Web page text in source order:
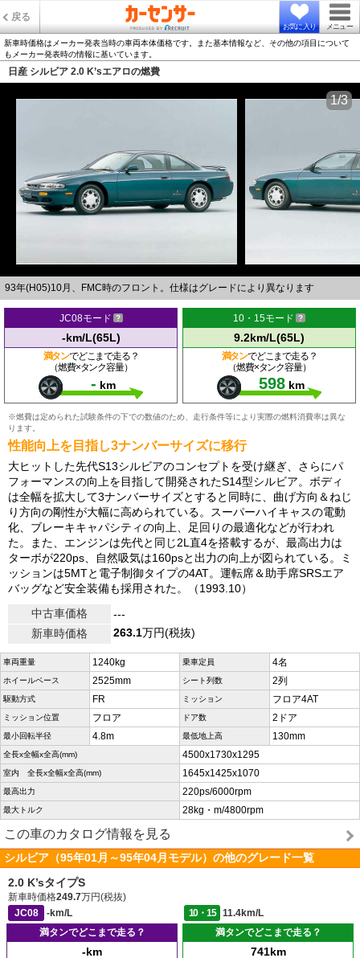
戻る
お気に入り メニュー
新車時価格はメーカー発表当時の車両本体価格です。また基本情報など、その他の項目について
もメーカー発表時の情報に基いています。
日産 シルビア 2.0 K’sエアロの燃費
93年(H05)10月、FMC時のフロント。仕様はグレードにより異なります
1/3
JC08モード
-km/L(65L)
満タンでどこまで走る？
（燃費×タンク容量）
- km
10・15モード
9.2km/L(65L)
満タンでどこまで走る？
（燃費×タンク容量）
598 km
※燃費は定められた試験条件の下での数値のため、走行条件等により実際の燃料消費率は異な
ります。
性能向上を目指し3ナンバーサイズに移行
大ヒットした先代S13シルビアのコンセプトを受け継ぎ、さらにパ
フォーマンスの向上を目指して開発されたS14型シルビア。ボディ
は全幅を拡大して3ナンバーサイズとすると同時に、曲げ方向＆ねじ
り方向の剛性が大幅に高められている。スーパーハイキャスの電動
化、ブレーキキャパシティの向上、足回りの最適化などが行われ
た。また、エンジンは先代と同じ2L直4を搭載するが、最高出力は
ターボが220ps、自然吸気は160psと出力の向上が図られている。ミ
ッションは5MTと電子制御タイプの4AT。運転席＆助手席SRSエア
バッグなど安全装備も採用された。（1993.10）
中古車価格
---
新車時価格
263.1万円(税抜)
車両重量 1240kg 乗車定員 4名
ホイールベース 2525mm シート列数 2列
駆動方式 FR ミッション フロア4AT
ミッション位置 フロア ドア数 2ドア
最小回転半径 4.8m 最低地上高 130mm
全長x全幅x全高(mm) 4500x1730x1295
室内 全長x全幅x全高(mm) 1645x1425x1070
最高出力 220ps/6000rpm
最大トルク 28kg・m/4800rpm
この車のカタログ情報を見る
シルビア（95年01月～95年04月モデル）の他のグレード一覧
2.0 K’sタイプS
新車時価格249.7万円(税抜)
JC08
-km/L 10・15
11.4km/L
満タンでどこまで走る？
-km
満タンでどこまで走る？
741km